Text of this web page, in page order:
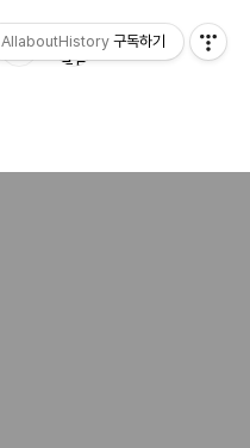
AllaboutHistory 구독하기